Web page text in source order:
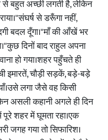
से बहुत अच्छी लगती है, लेकिन
से डरूँगा नहीं,
बदल दूँगा।"माँ की आँखें भर
दिनों बाद राहुल अपना
हो गया।शहर पहुँचते ही
इमारतें, चौड़ी सड़कें, बड़े-बड़े
लगा जैसे वह किसी
असली कहानी अगले ही दिन
शहर में घूमता रहा।एक
जगह गया तो सिफारिश।